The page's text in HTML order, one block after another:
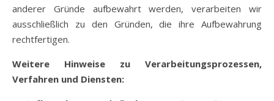
anderer Gründe aufbewahrt werden, verarbeiten wir
ausschließlich zu den Gründen, die ihre Aufbewahrung
rechtfertigen.
Weitere Hinweise zu Verarbeitungsprozessen,
Verfahren und Diensten: